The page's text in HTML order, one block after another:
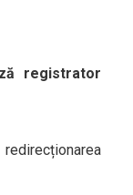
registrator